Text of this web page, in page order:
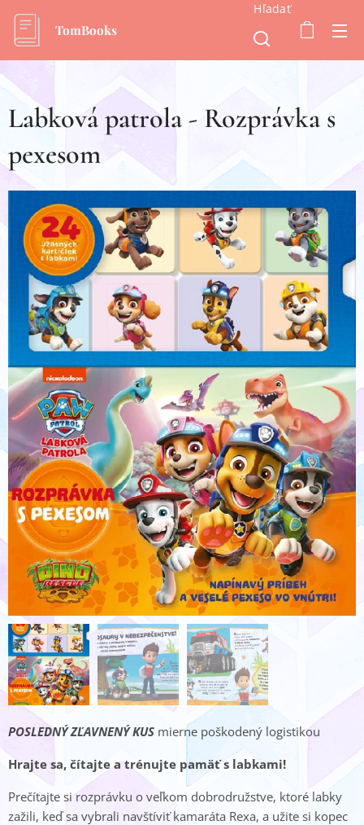
TomBooks
Hľadať
Labková patrola - Rozprávka s
pexesom
POSLEDNÝ ZĽAVNENÝ KUS mierne poškodený logistikou
Hrajte sa, čítajte a trénujte pamäť s labkami!
Prečítajte si rozprávku o veľkom dobrodružstve, ktoré labky
zažili, keď sa vybrali navštíviť kamaráta Rexa, a užite si kopec